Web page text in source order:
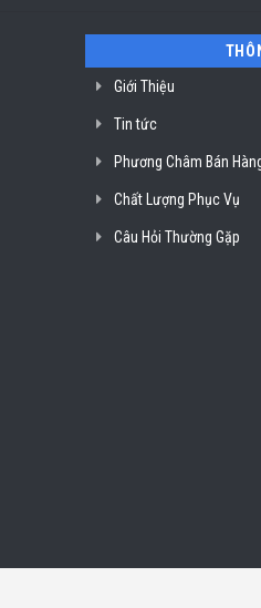
Giới Thiệu
Tin tức
Phương Châm Bán
Chất Lượng Phục Vụ
Câu Hỏi Thường Gặp